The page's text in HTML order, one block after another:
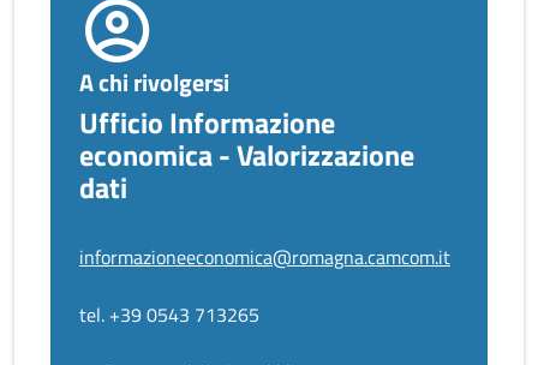
A chi rivolgersi
Ufficio Informazione
economica - Valorizzazione
dati
informazioneeconomica@romagna.camcom.it
tel. +39 0543 713265